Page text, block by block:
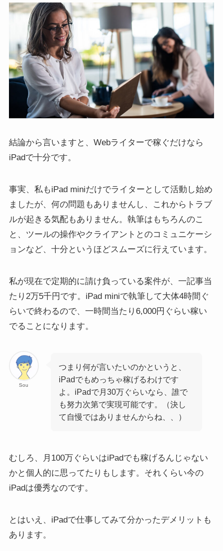
結論から言いますと、Webライターで稼ぐだけなら
iPadで十分です。
事実、私もiPad miniだけでライターとして活動し始め
ましたが、何の問題もありませんし、これからトラブ
ルが起きる気配もありません。執筆はもちろんのこ
と、ツールの操作やクライアントとのコミュニケーシ
ョンなど、十分というほどスムーズに行えています。
私が現在で定期的に請け負っている案件が、一記事当
たり2万5千円です。iPad miniで執筆して大体4時間ぐ
らいで終わるので、一時間当たり6,000円ぐらい稼い
でることになります。
Sou
つまり何が言いたいのかというと、
iPadでもめっちゃ稼げるわけです
よ。iPadで月30万ぐらいなら、誰で
も努力次第で実現可能です。（決し
て自慢ではありませんからね、、）
むしろ、月100万ぐらいはiPadでも稼げるんじゃない
かと個人的に思ってたりもします。それくらい今の
iPadは優秀なのです。
とはいえ、iPadで仕事してみて分かったデメリットも
あります。